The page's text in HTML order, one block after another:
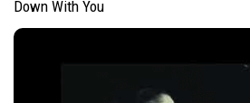
Down With You